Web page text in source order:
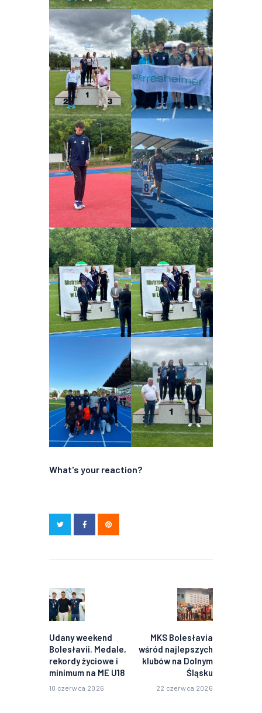
What's your reaction?
Poprzedni
wpis:
Udany weekend
Bolesłavii. Medale,
rekordy życiowe i
minimum na ME U18
10 czerwca 2026
MKS Bolesłavia
wśród najlepszych
klubów na Dolnym
Śląsku
22 czerwca 2026